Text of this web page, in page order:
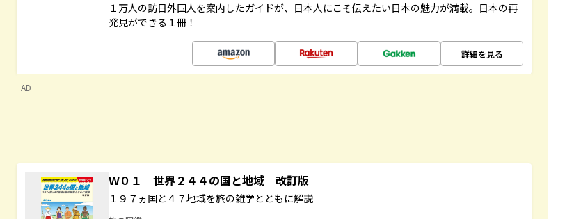
１万人の訪日外国人を案内したガイドが、日本人にこそ伝えたい日本の魅力が満載。日本の再
発見ができる１冊！
詳細を見る
AD
Ｗ０１ 世界２４４の国と地域 改訂版
１９７ヵ国と４７地域を旅の雑学とともに解説